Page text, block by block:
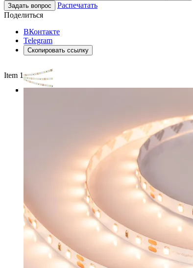
Задать вопрос
Распечатать
Поделиться
ВКонтакте
Telegram
Скопировать ссылку
Item 1 of 3